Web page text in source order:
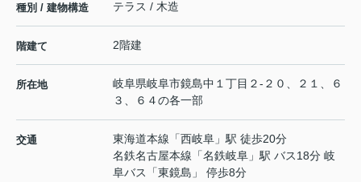
種別 / 建物構造 テラス / 木造
階建て 2階建
所在地 岐阜県岐阜市鏡島中 １丁目２-２０、２１、６
３、６４の各一部
交通 東海道本線 「西岐阜 」駅 徒歩20分
名鉄名古屋本線 「名鉄岐阜 」駅 バス18分 岐
阜バス「東鏡島」 停歩8分